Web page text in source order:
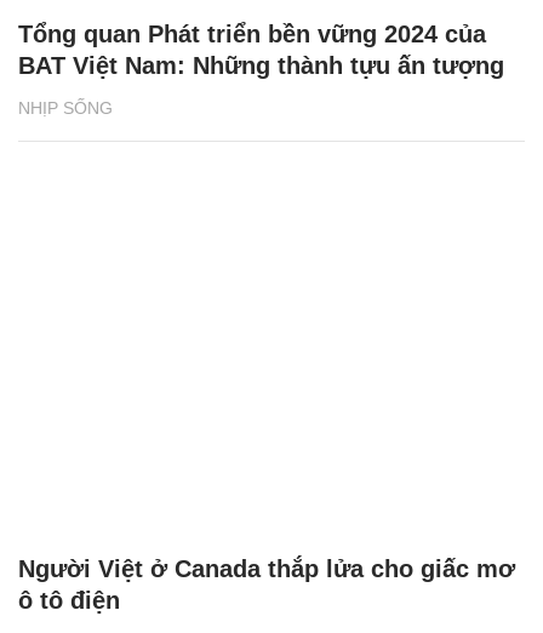
NHỊP SỐNG
Tổng quan Phát triển bền vững 2024 của
BAT Việt Nam: Những thành tựu ấn tượng
Người Việt ở Canada thắp lửa cho giấc mơ
ô tô điện